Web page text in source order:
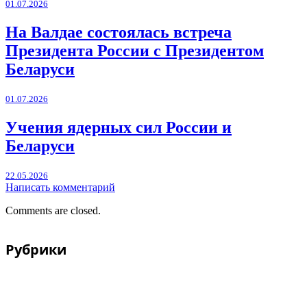
01.07.2026
На Валдае состоялась встреча
Президента России с Президентом
Беларуси
01.07.2026
Учения ядерных сил России и
Беларуси
22.05.2026
Написать комментарий
Comments are closed.
Рубрики